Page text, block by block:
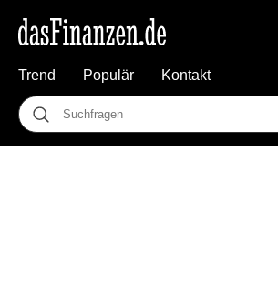
Trend Populär Kontakt